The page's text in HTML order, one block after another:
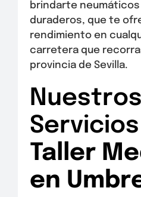
brindarte neumáticos
duraderos, que te
rendimiento en
carretera que
provincia de Sevilla.
Nuestros
Taller
en